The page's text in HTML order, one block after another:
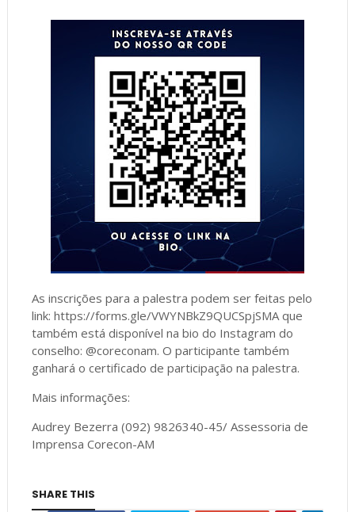
As inscrições para a palestra podem ser feitas pelo
link: https://forms.gle/VWYNBkZ9QUCSpjSMA que
também está disponível na bio do Instagram do
conselho: @coreconam. O participante também
ganhará o certificado de participação na palestra.
Mais informações:
Audrey Bezerra (092) 9826340-45/ Assessoria de
Imprensa Corecon-AM
SHARE THIS